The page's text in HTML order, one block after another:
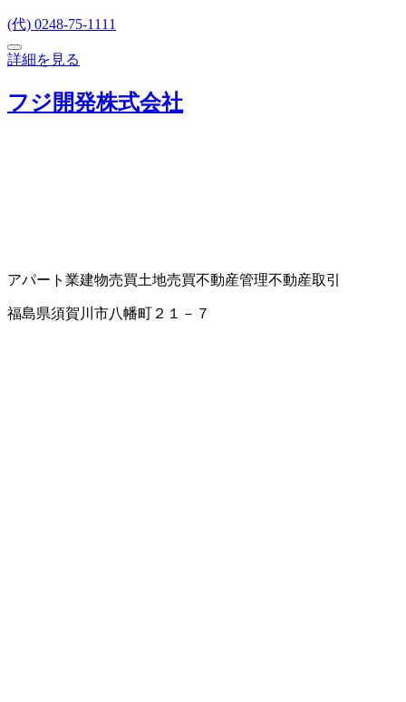
(代) 0248-75-1111
詳細を見る
フジ開発株式会社
アパート業建物売買土地売買不動産管理不動産取引
福島県須賀川市八幡町２１－７